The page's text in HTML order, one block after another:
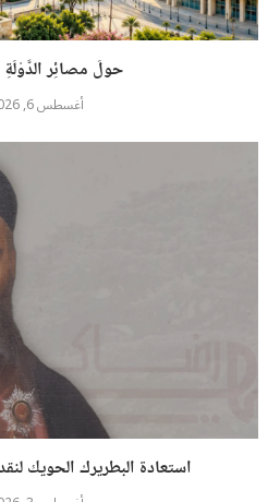
حولَ مصائِر الدَّوْلَةِ
أغسطس 6, 2026
استعادة البطريرك الحويك